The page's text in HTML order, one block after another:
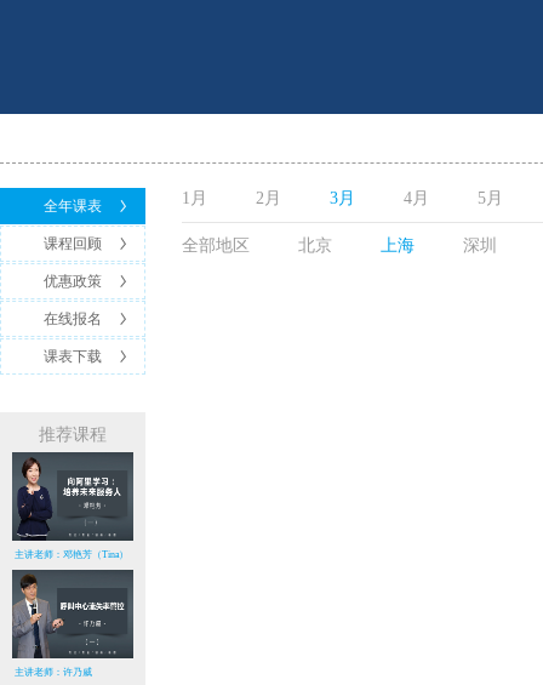
全年课表
课程回顾
优惠政策
在线报名
课表下载
推荐课程
主讲老师：邓艳芳（Tina）
主讲老师：许乃威
1月 2月 3月 4月 5月
全部地区 北京 上海 深圳